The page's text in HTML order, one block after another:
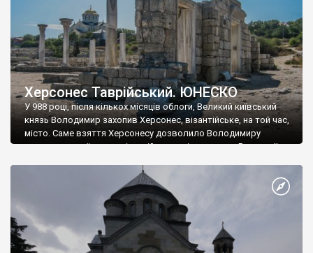
Херсонес Таврійський. ЮНЕСКО
У 988 році, після кількох місяців облоги, Великий київський
князь Володимир захопив Херсонес, візантійське, на той час,
місто. Саме взяття Херсонесу дозволило Володимиру
диктувати свої умови візантійському імператору Василю ІІ, та
Херсонесі Володимир-язичник, став Василем-християнином.
А потім було Хрещення Русі. На честь Херсонесу Таврійського